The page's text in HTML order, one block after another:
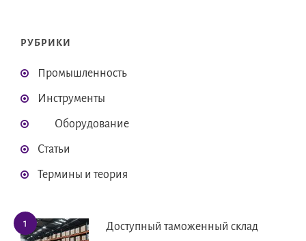
РУБРИКИ
Промышленность
Инструменты
Оборудование
Статьи
Термины и теория
Доступный таможенный склад